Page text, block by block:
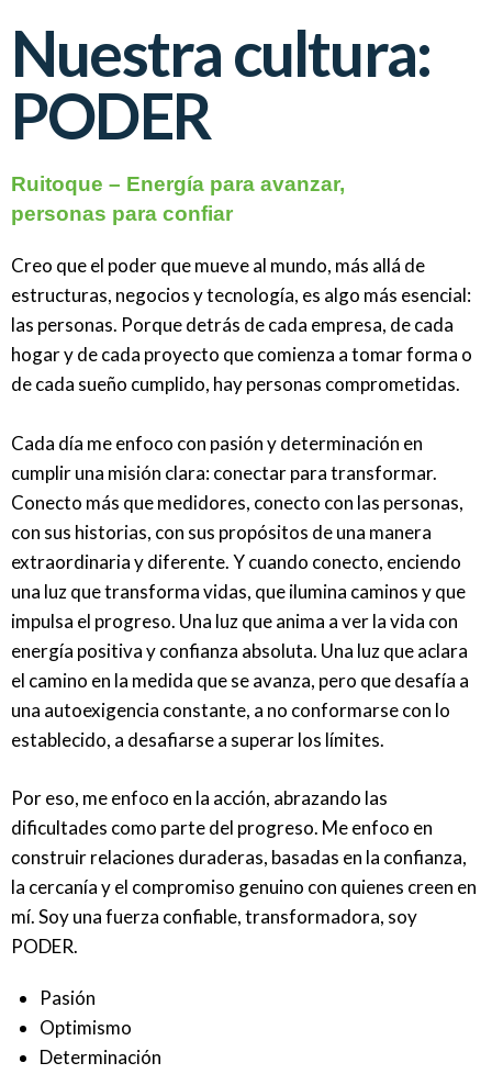
Nuestra cultura:
PODER
Ruitoque – Energía para avanzar,
personas para confiar
Creo que el poder que mueve al mundo, más allá de
estructuras, negocios y tecnología, es algo más esencial:
las personas. Porque detrás de cada empresa, de cada
hogar y de cada proyecto que comienza a tomar forma o
de cada sueño cumplido, hay personas comprometidas.
Cada día me enfoco con pasión y determinación en
cumplir una misión clara: conectar para transformar.
Conecto más que medidores, conecto con las personas,
con sus historias, con sus propósitos de una manera
extraordinaria y diferente. Y cuando conecto, enciendo
una luz que transforma vidas, que ilumina caminos y que
impulsa el progreso. Una luz que anima a ver la vida con
energía positiva y confianza absoluta. Una luz que aclara
el camino en la medida que se avanza, pero que desafía a
una autoexigencia constante, a no conformarse con lo
establecido, a desafiarse a superar los límites.
Por eso, me enfoco en la acción, abrazando las
dificultades como parte del progreso. Me enfoco en
construir relaciones duraderas, basadas en la confianza,
la cercanía y el compromiso genuino con quienes creen en
mí. Soy una fuerza confiable, transformadora, soy
PODER.
Pasión
Optimismo
Determinación